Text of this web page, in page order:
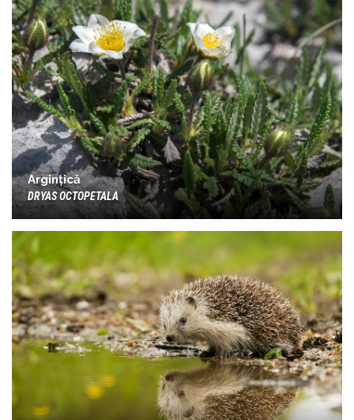
Argințică
DRYAS OCTOPETALA